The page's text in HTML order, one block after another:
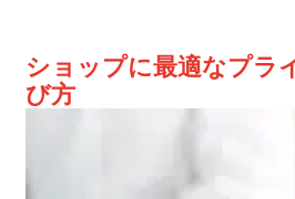
ショップに最適なプラ
び方